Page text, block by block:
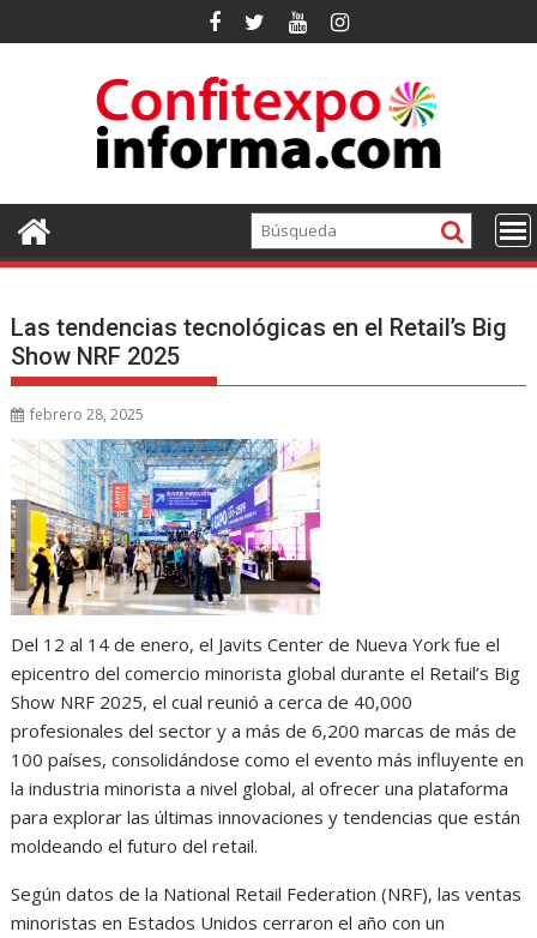
al
Las tendencias tecnológicas en el Retail’s Big
Show NRF 2025
febrero 28, 2025
Del 12 al 14 de enero, el Javits Center de Nueva York fue el
epicentro del comercio minorista global durante el Retail’s Big
Show NRF 2025, el cual reunió a cerca de 40,000
profesionales del sector y a más de 6,200 marcas de más de
100 países, consolidándose como el evento más influyente en
la industria minorista a nivel global, al ofrecer una plataforma
para explorar las últimas innovaciones y tendencias que están
moldeando el futuro del retail.
Según datos de la National Retail Federation (NRF), las ventas
minoristas en Estados Unidos cerraron el año con un